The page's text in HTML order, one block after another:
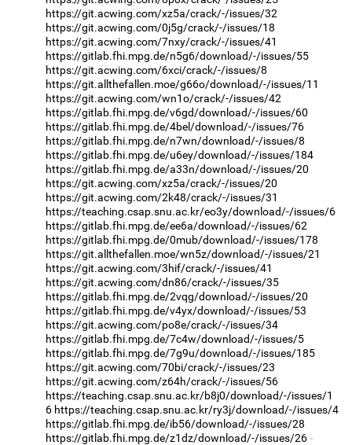
https://git.acwing.com/xz5a/crack/-/issues/32
https://git.acwing.com/0j5g/crack/-/issues/18
https://git.acwing.com/7nxy/crack/-/issues/41
https://gitlab.fhi.mpg.de/n5g6/download/-/issues/55
https://git.acwing.com/6xci/crack/-/issues/8
https://git.allthefallen.moe/g66o/download/-/issues/11
https://git.acwing.com/wn1o/crack/-/issues/42
https://gitlab.fhi.mpg.de/v6gd/download/-/issues/60
https://gitlab.fhi.mpg.de/4bel/download/-/issues/76
https://gitlab.fhi.mpg.de/n7wn/download/-/issues/8
https://gitlab.fhi.mpg.de/u6ey/download/-/issues/184
https://gitlab.fhi.mpg.de/a33n/download/-/issues/20
https://git.acwing.com/xz5a/crack/-/issues/20
https://git.acwing.com/2k48/crack/-/issues/31
https://teaching.csap.snu.ac.kr/eo3y/download/-/issues/6
https://gitlab.fhi.mpg.de/ee6a/download/-/issues/62
https://gitlab.fhi.mpg.de/0mub/download/-/issues/178
https://git.allthefallen.moe/wn5z/download/-/issues/21
https://git.acwing.com/3hif/crack/-/issues/41
https://git.acwing.com/dn86/crack/-/issues/35
https://gitlab.fhi.mpg.de/2vqg/download/-/issues/20
https://gitlab.fhi.mpg.de/v4yx/download/-/issues/53
https://git.acwing.com/po8e/crack/-/issues/34
https://gitlab.fhi.mpg.de/7c4w/download/-/issues/5
https://gitlab.fhi.mpg.de/7g9u/download/-/issues/185
https://git.acwing.com/70bi/crack/-/issues/23
https://git.acwing.com/z64h/crack/-/issues/56
https://teaching.csap.snu.ac.kr/b8j0/download/-/issues/1
6 https://teaching.csap.snu.ac.kr/ry3j/download/-/issues/4
https://gitlab.fhi.mpg.de/ib56/download/-/issues/28
https://gitlab.fhi.mpg.de/z1dz/download/-/issues/26